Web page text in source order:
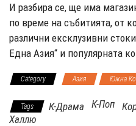
И разбира се, ще има
по време на събитията, от
различни ексклузивни
Една Азия“ и популярната
Category Азия Южна
Tags К-Драма К-Поп
Халлю